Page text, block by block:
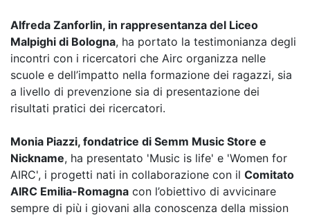
Alfreda Zanforlin, in rappresentanza del Liceo
Malpighi di Bologna, ha portato la testimonianza degli
incontri con i ricercatori che Airc organizza nelle
scuole e dell’impatto nella formazione dei ragazzi, sia
a livello di prevenzione sia di presentazione dei
risultati pratici dei ricercatori.
Monia Piazzi, fondatrice di Semm Music Store e
Nickname, ha presentato 'Music is life' e 'Women for
AIRC', i progetti nati in collaborazione con il Comitato
AIRC Emilia-Romagna con l’obiettivo di avvicinare
sempre di più i giovani alla conoscenza della mission